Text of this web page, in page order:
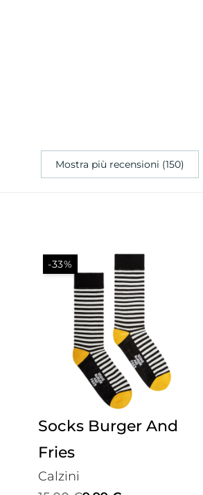
Mostra più recensioni (150)
-33%
Socks Burger And
Fries
Calzini